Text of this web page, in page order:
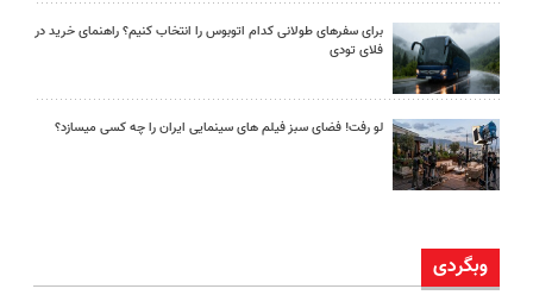
برای سفرهای طولانی کدام اتوبوس را انتخاب کنیم؟ راهنمای خرید در
فلای تودی
لو رفت! فضای سبز فیلم های سینمایی ایران را چه کسی میسازد؟
وبگردی